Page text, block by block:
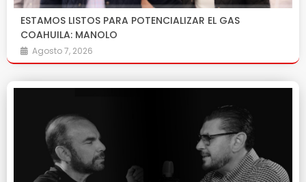
ESTAMOS LISTOS PARA POTENCIALIZAR EL GAS
COAHUILA: MANOLO
Agosto 7, 2026